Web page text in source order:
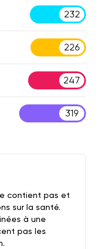
232
226
247
319
contient pas et
sur la santé.
à une
pas les